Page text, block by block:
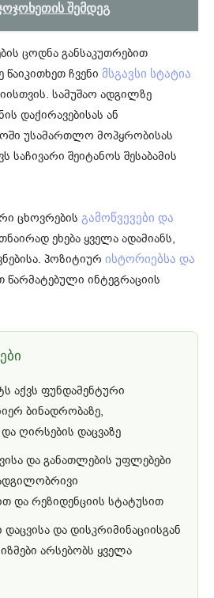
შემდეგ
ცოდნა განსაკუთრებით
წაიკითხეთ ჩვენი მსგავსი სტატია
სამუშაო ადგილზე
დაქირავებისას ან
უსამართლო მოპყრობისას
საჩივარი შეიტანოს შესაბამის
ცხოვრების გამოწვევები და
ეხება ყველა ადამიანს,
პოზიტიურ ისტორიებსა და
წარმატებული ინტეგრაციის
აქვს ფუნდამენტური
ბინადრობაზე,
ღირსების დაცვაზე
და განათლების უფლებები
და რეზიდენციის სტატუსით
და დისკრიმინაციისგან
არსებობს ყველა